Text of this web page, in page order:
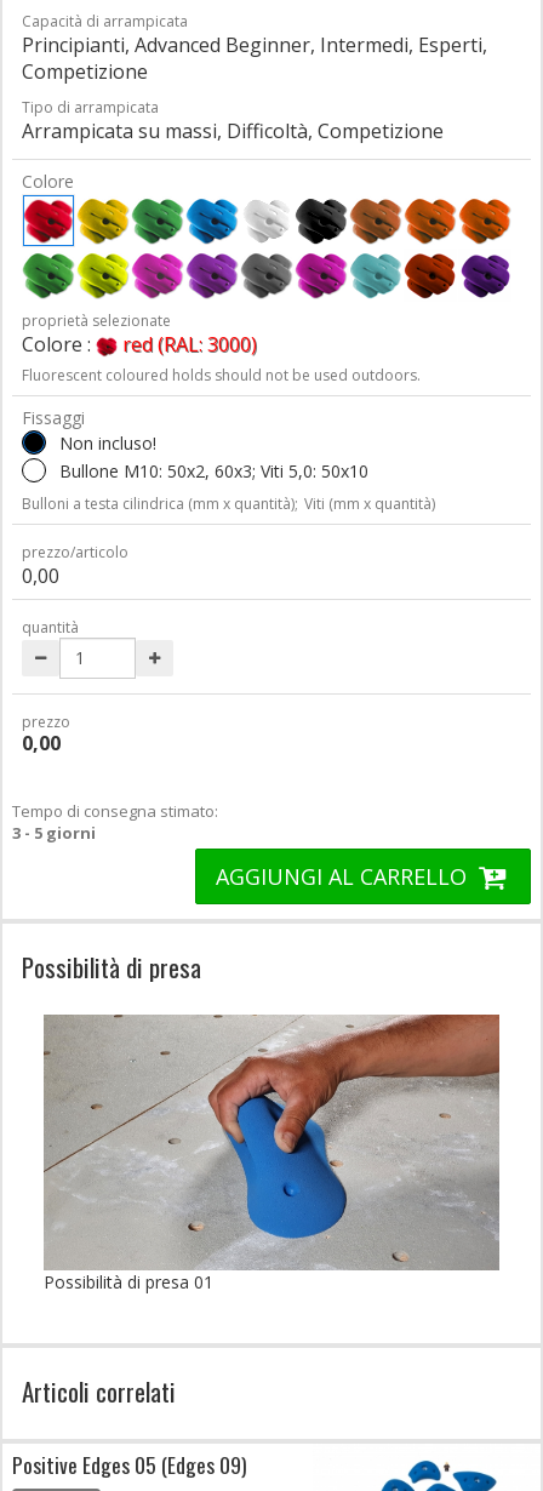
Capacità di arrampicata
Principianti, Advanced Beginner, Intermedi, Esperti,
Competizione
Tipo di arrampicata
Arrampicata su massi, Difficoltà, Competizione
Colore
proprietà selezionate
Colore : red (RAL: 3000)
Fluorescent coloured holds should not be used outdoors.
Fissaggi
Non incluso!
Bullone M10: 50x2, 60x3; Viti 5,0: 50x10
Bulloni a testa cilindrica (mm x quantità); Viti (mm x quantità)
prezzo/articolo
0,00
quantità
prezzo
0,00
Tempo di consegna stimato:
3 - 5 giorni
AGGIUNGI AL CARRELLO
Possibilità di presa
Possibilità di presa 01
Articoli correlati
Positive Edges 05 (Edges 09)